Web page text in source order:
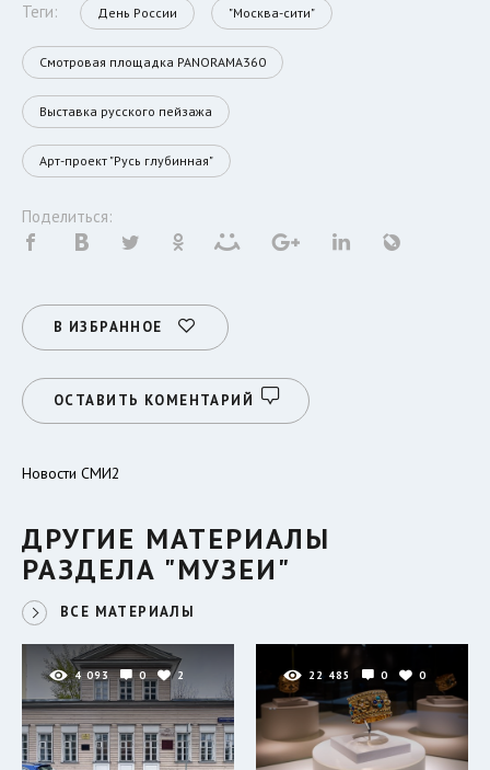
Теги: День России "Москва-сити"
Смотровая площадка PANORAMA360
Выставка русского пейзажа
Арт-проект "Русь глубинная"
Поделиться:
В ИЗБРАННОЕ
ОСТАВИТЬ КОМЕНТАРИЙ
Новости СМИ2
ДРУГИЕ МАТЕРИАЛЫ
РАЗДЕЛА "МУЗЕИ"
ВСЕ МАТЕРИАЛЫ
4 093 0 2 22 485 0 0